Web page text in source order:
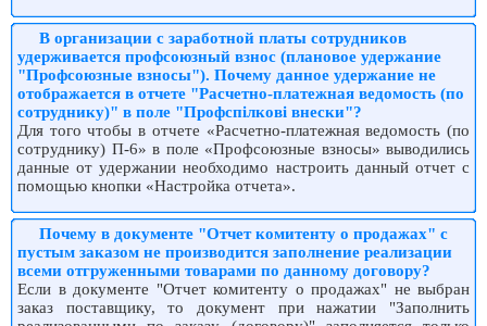
В организации с заработной платы сотрудников
удерживается профсоюзный взнос (плановое удержание
"Профсоюзные взносы"). Почему данное удержание не
отображается в отчете "Расчетно-платежная ведомость (по
сотруднику)" в поле "Профспілкові внески"?
Для того чтобы в отчете «Расчетно-платежная ведомость (по
сотруднику) П-6» в поле «Профсоюзные взносы» выводились
данные от удержании необходимо настроить данный отчет с
помощью кнопки «Настройка отчета».
Почему в документе "Отчет комитенту о продажах" с
пустым заказом не производится заполнение реализации
всеми отгруженными товарами по данному договору?
Если в документе "Отчет комитенту о продажах" не выбран
заказ поставщику, то документ при нажатии "Заполнить